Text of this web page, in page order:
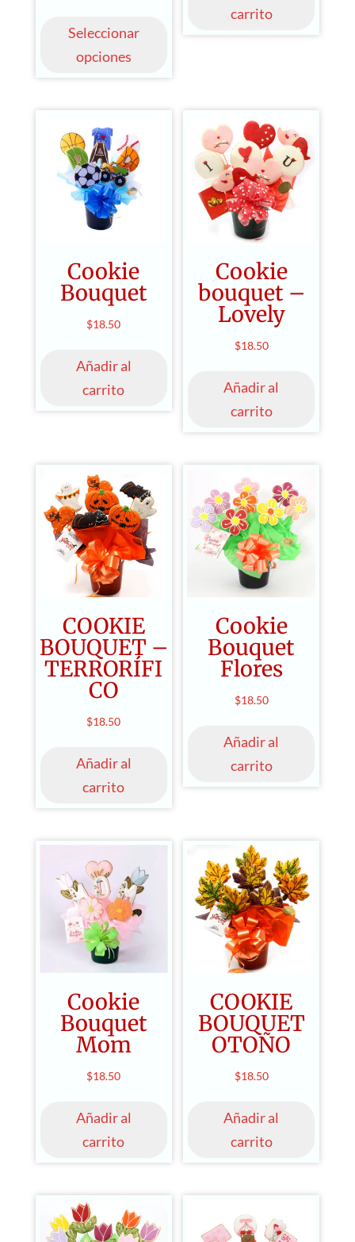
precios:
Seleccionar
opciones
opciones
pueden
elegir
producto
carrito
Cookie
Bouquet
$18.50
Añadir al
carrito
Cookie
bouquet –
Lovely
$18.50
Añadir al
carrito
COOKIE
BOUQUET –
TERRORÍFI
CO
$18.50
Añadir al
carrito
Cookie
Bouquet
Flores
$18.50
Añadir al
carrito
Cookie
Bouquet
Mom
$18.50
Añadir al
carrito
COOKIE
BOUQUET
OTOÑO
$18.50
Añadir al
carrito